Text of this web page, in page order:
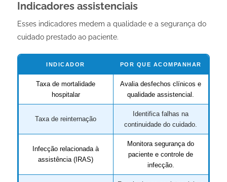
Indicadores assistenciais
Esses indicadores medem a qualidade e a segurança do
cuidado prestado ao paciente.
INDICADOR POR QUE ACOMPANHAR
Taxa de mortalidade
hospitalar
Avalia desfechos clínicos e
qualidade assistencial.
Taxa de reinternação
Identifica falhas na
continuidade do cuidado.
Infecção relacionada à
assistência (IRAS)
Monitora segurança do
paciente e controle de
infecção.